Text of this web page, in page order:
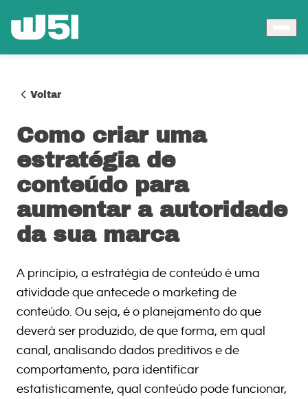
Voltar
Como criar uma
estratégia de
conteúdo para
aumentar a autoridade
da sua marca
A princípio, a estratégia de conteúdo é uma
atividade que antecede o marketing de
conteúdo. Ou seja, é o planejamento do que
deverá ser produzido, de que forma, em qual
canal, analisando dados preditivos e de
comportamento, para identificar
estatisticamente, qual conteúdo pode funcionar,